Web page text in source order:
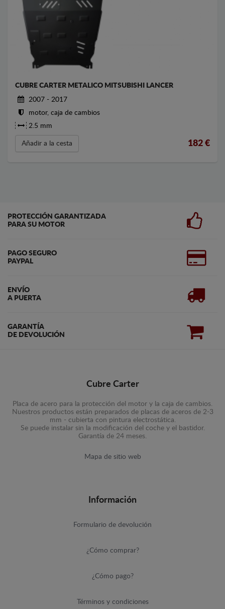
CUBRE CARTER METALICO MITSUBISHI LANCER
2007 - 2017
motor, caja de cambios
2.5 mm
Añadir a la cesta 182 €
PROTECCIÓN GARANTIZADA
PARA SU MOTOR
PAGO SEGURO
PAYPAL
ENVÍO
A PUERTA
GARANTÍA
DE DEVOLUCIÓN
Cubre Carter
Placa de acero para la protección del motor y la caja de cambios.
Nuestros productos están preparados de placas de aceros de 2-3
mm - cubierta con pintura electrostática.
Se puede instalar sin la modificación del coche y el bastidor.
Garantía de 24 meses.
Mapa de sitio web
Información
Formulario de devolución
¿Cómo comprar?
¿Cómo pago?
Términos y condiciones